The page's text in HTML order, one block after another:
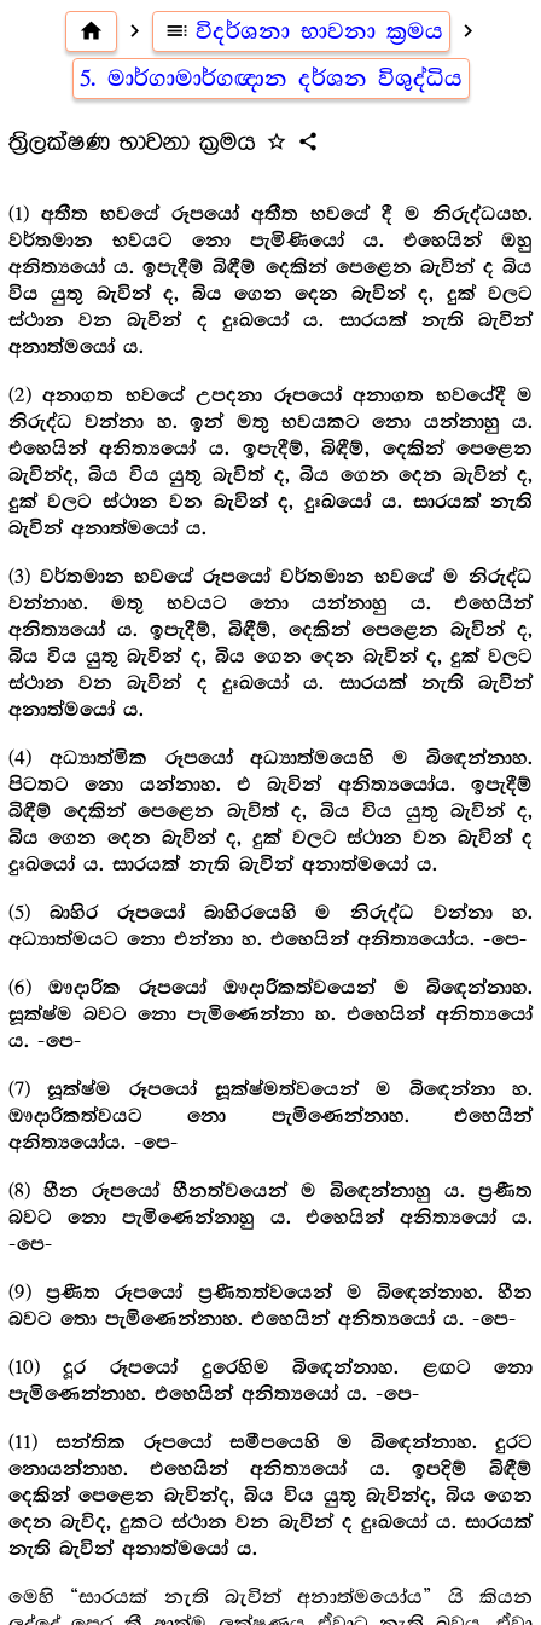
home navigate_next toc විදර්ශනා භාවනා ක්‍රමය navigate_next
5. මාර්ගාමාර්ගඥාන දර්ශන විශුද්ධිය
ත්‍රිලක්ෂණ භාවනා ක්‍රමය star_outline share
(1) අතීත භවයේ රූපයෝ අතීත භවයේ දී ම නිරුද්ධයහ.
වර්තමාන භවයට නො පැමිණියෝ ය. එහෙයින් ඔහු
අනිත්‍යයෝ ය. ඉපැදීම් බිඳීම් දෙකින් පෙළෙන බැවින් ද බිය
විය යුතු බැවින් ද, බිය ගෙන දෙන බැවින් ද, දුක් වලට
ස්ථාන වන බැවින් ද දුඃඛයෝ ය. සාරයක් නැති බැවින්
අනාත්මයෝ ය.
(2)අනාගත භවයේ උපදනා රූපයෝ අනාගත භවයේදී ම
නිරුද්ධ වන්නා හ. ඉන් මතු භවයකට නො යන්නාහු ය.
එහෙයින් අනිත්‍යයෝ ය. ඉපැදීම්, බිඳීම්, දෙකින් පෙළෙන
බැවින්ද, බිය විය යුතු බැවිත් ද, බිය ගෙන දෙන බැවින් ද,
දුක් වලට ස්ථාන වන බැවින් ද, දුඃඛයෝ ය. සාරයක් නැති
බැවින් අනාත්මයෝ ය.
(3) වර්තමාන භවයේ රූපයෝ වර්තමාන භවයේ ම නිරුද්ධ
වන්නාහ. මතු භවයට නො යන්නාහු ය. එහෙයින්
අනිත්‍යයෝ ය. ඉපැදීම්, බිඳීම්, දෙකින් පෙළෙන බැවින් ද,
බිය විය යුතු බැවින් ද, බිය ගෙන දෙන බැවින් ද, දුක් වලට
ස්ථාන වන බැවින් ද දුඃඛයෝ ය. සාරයක් නැති බැවින්
අනාත්මයෝ ය.
(4) අධ්‍යාත්මික රූපයෝ අධ්‍යාත්මයෙහි ම බිඳෙන්නාහ.
පිටතට නො යන්නාහ. එ බැවින් අනිත්‍යයෝය. ඉපැදීම්
බිඳීම් දෙකින් පෙළෙන බැවිත් ද, බිය විය යුතු බැවින් ද,
බිය ගෙන දෙන බැවින් ද, දුක් වලට ස්ථාන වන බැවින් ද
දුඃඛයෝ ය. සාරයක් නැති බැවින් අනාත්මයෝ ය.
(5) බාහිර රූපයෝ බාහිරයෙහි ම නිරුද්ධ වන්නා හ.
අධ්‍යාත්මයට නො එන්නා හ. එහෙයින් අනිත්‍යයෝය. -පෙ-
(6)ඖදාරික රූපයෝ ඖදාරිකත්වයෙන් ම බිඳෙන්නාහ.
සූක්ෂ්ම බවට නො පැමිණෙන්නා හ. එහෙයින් අනිත්‍යයෝ
ය. -පෙ-
(7)සූක්ෂ්ම රූපයෝ සූක්ෂ්මත්වයෙන් ම බිඳෙන්නා හ.
ඖදාරිකත්වයට නො පැමිණෙන්නාහ. එහෙයින්
අනිත්‍යයෝය. -පෙ-
(8) හීන රූපයෝ හීනත්වයෙන් ම බිඳෙන්නාහු ය. ප්‍රණීත
බවට නො පැමිණෙන්නාහු ය. එහෙයින් අනිත්‍යයෝ ය.
-පෙ-
(9) ප්‍රණීත රූපයෝ ප්‍රණීතත්වයෙන් ම බිඳෙන්නාහ. හීන
බවට තො පැමිණෙන්නාහ. එහෙයින් අනිත්‍යයෝ ය. -පෙ-
(10)දූර රූපයෝ දුරෙහිම බිඳෙන්නාහ. ළඟට නො
පැමිණෙන්නාහ. එහෙයින් අනිත්‍යයෝ ය. -පෙ-
(11) සන්තික රූපයෝ සමීපයෙහි ම බිඳෙන්නාහ. දුරට
නොයන්නාහ. එහෙයින් අනිත්‍යයෝ ය. ඉපදිම් බිඳීම්
දෙකින් පෙළෙන බැවින්ද, බිය විය යුතු බැවින්ද, බිය ගෙන
දෙන බැවිද, දුකට ස්ථාන වන බැවින් ද දුඃඛයෝ ය. සාරයක්
නැති බැවින් අනාත්මයෝ ය.
මෙහි “සාරයක් නැති බැවින් අනාත්මයෝය” යි කියන